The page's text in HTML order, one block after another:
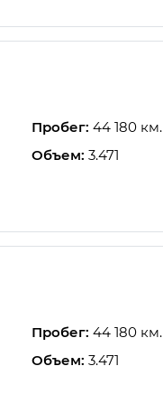
Пробег: 44 180 км.
Объем: 3.471
Пробег: 44 180 км.
Объем: 3.471